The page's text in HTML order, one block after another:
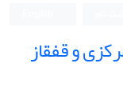
و قفقاز